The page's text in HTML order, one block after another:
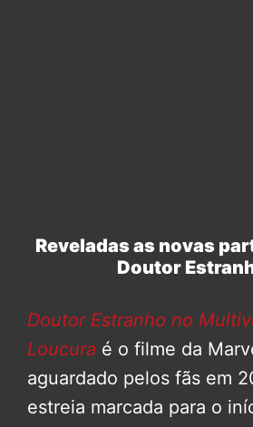
Reveladas as novas
Doutor
Doutor Estranho no
Loucura é o filme da
aguardado pelos fãs em
estreia marcada para o